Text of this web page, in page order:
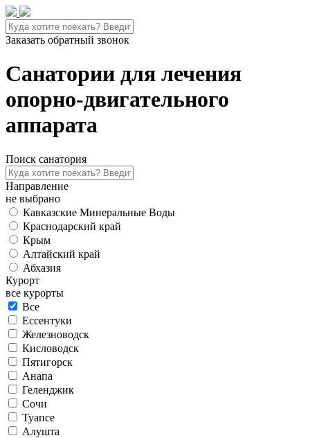
Заказать обратный звонок
Санатории для лечения
опорно-двигательного
аппарата
Поиск санатория
Направление
не выбрано
Кавказские Минеральные Воды
Краснодарский край
Крым
Алтайский край
Абхазия
Курорт
все курорты
Все
Ессентуки
Железноводск
Кисловодск
Пятигорск
Анапа
Геленджик
Сочи
Туапсе
Алушта